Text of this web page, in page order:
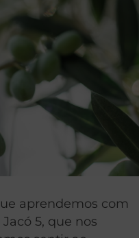
aprendemos com
5, que nos